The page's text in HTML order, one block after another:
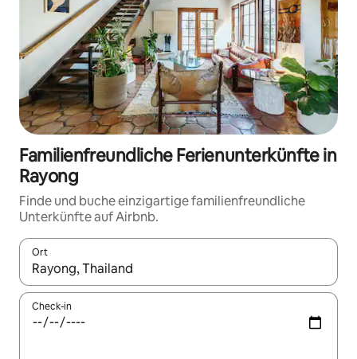
Familienfreundliche Ferienunterkünfte in
Rayong
Finde und buche einzigartige familienfreundliche
Unterkünfte auf Airbnb.
Ort
Wenn Ergebnisse verfügbar sind, navigiere mit den
Check-in